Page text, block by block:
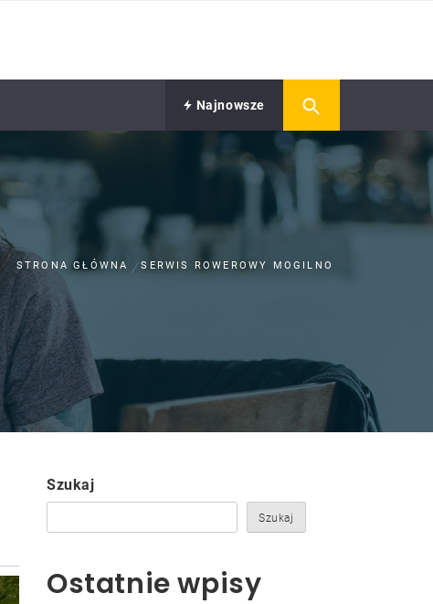
Najnowsze
STRONA GŁÓWNA SERWIS ROWEROWY MOGILNO
Szukaj
Szukaj
Ostatnie wpisy